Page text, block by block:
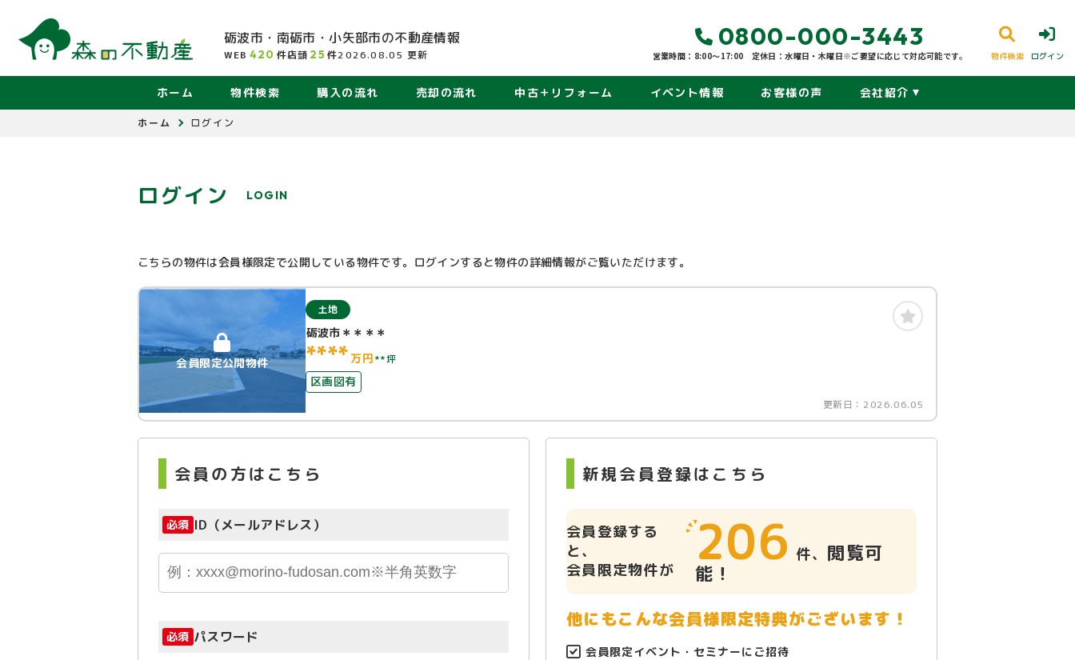
砺波市・南砺市・小矢部市の不動産情報
WEB 420 件店頭 25件2026.08.05 更新
0800-000-3443
営業時間：8:00〜17:00 定休日：水曜日・木曜日※ご要望に応じて対応可能です。 物件検索 ログイン
ホーム 物件検索 購入の流れ 売却の流れ 中古＋リフォーム イベント情報 お客様の声 会社紹介
ホーム ログイン
ログイン LOGIN
こちらの物件は会員様限定で公開している物件です。ログインすると物件の詳細情報がご覧いただけます。
会員限定公開物件
土地
砺波市＊＊＊＊
****万円**坪
区画図有
更新日： 2026.06.05
会員の方はこちら
必須 ID（メールアドレス）
必須 パスワード
新規会員登録はこちら
会員登録する
と、
会員限定物件が
206 件、 閲覧可
能！
他にもこんな会員様限定特典がございます！
会員限定イベント・セミナーにご招待